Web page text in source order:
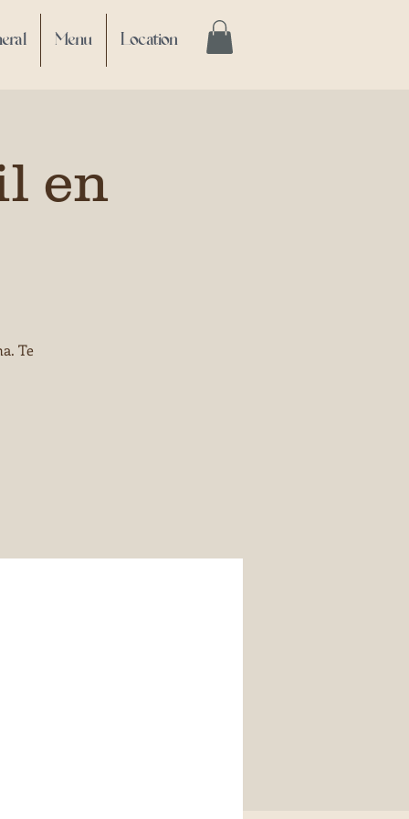
Menu Location
en
Te